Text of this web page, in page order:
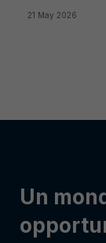
21 May 2026
Un